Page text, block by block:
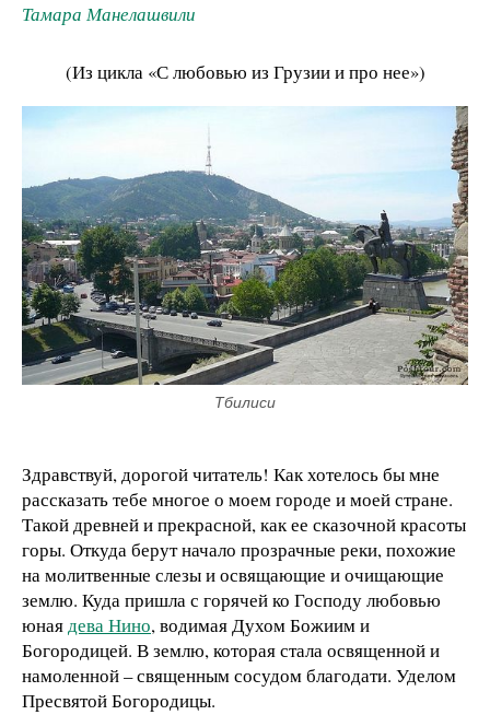
Тамара Манелашвили
(Из цикла «С любовью из Грузии и про нее»)
Тбилиси
Здравствуй, дорогой читатель! Как хотелось бы мне
рассказать тебе многое о моем городе и моей стране.
Такой древней и прекрасной, как ее сказочной красоты
горы. Откуда берут начало прозрачные реки, похожие
на молитвенные слезы и освящающие и очищающие
землю. Куда пришла с горячей ко Господу любовью
юнаядева Нино, водимая Духом Божиим и
Богородицей. В землю, которая стала освященной и
намоленной – священным сосудом благодати. Уделом
Пресвятой Богородицы.